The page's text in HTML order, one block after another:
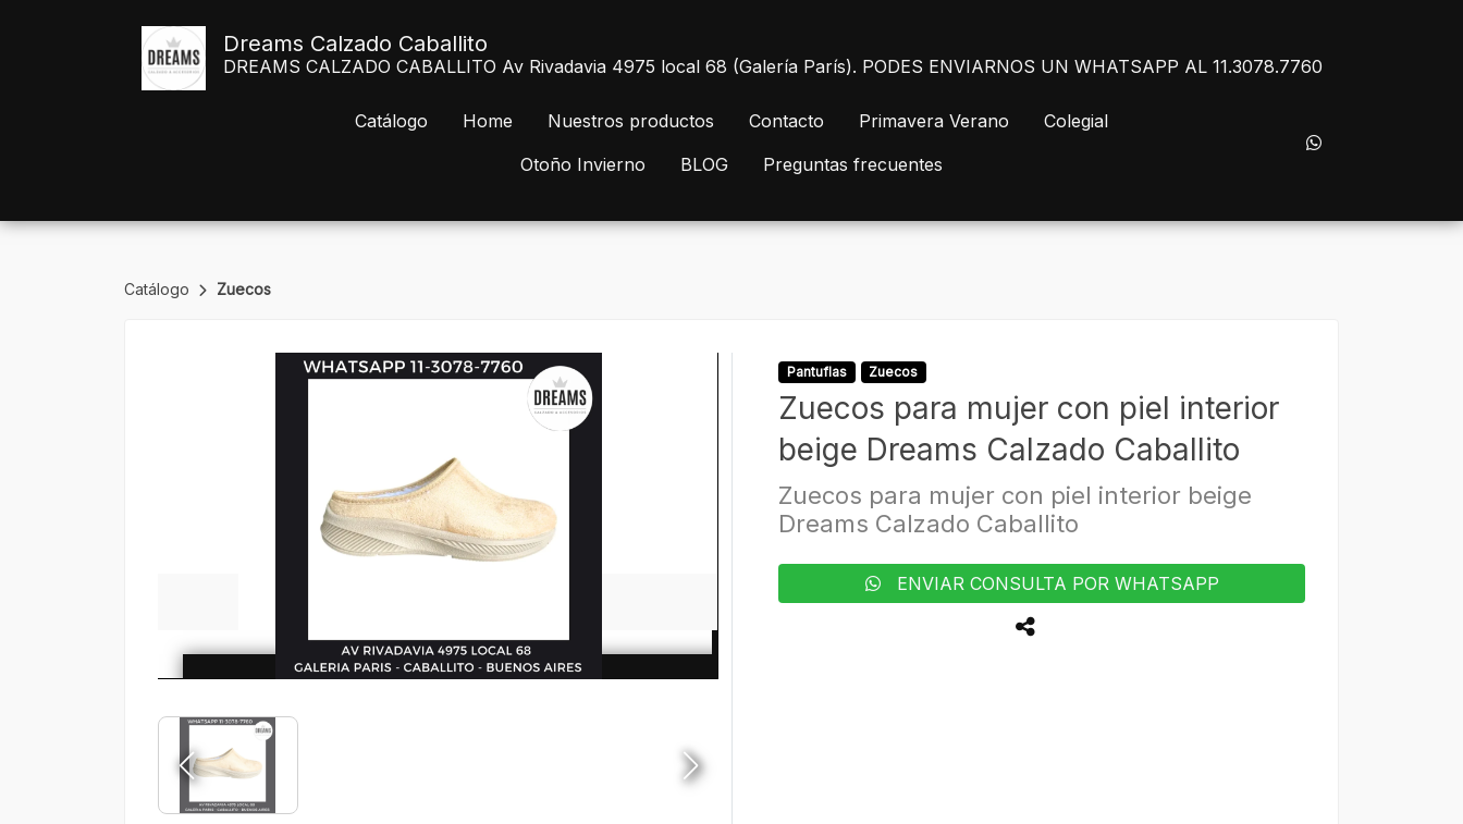
Dreams Calzado Caballito
DREAMS CALZADO CABALLITO Av Rivadavia 4975 local 68 (Galería París). PODES ENVIARNOS UN WHATSAPP AL 11.3078.7760
Catálogo Home Nuestros productos Contacto Primavera Verano
Colegial
Otoño Invierno
BLOG Preguntas frecuentes
Catálogo Zuecos
Pantuflas Zuecos
Zuecos para mujer con piel interior
beige Dreams Calzado Caballito
Zuecos para mujer con piel interior beige
Dreams Calzado Caballito
ENVIAR CONSULTA POR WHATSAPP